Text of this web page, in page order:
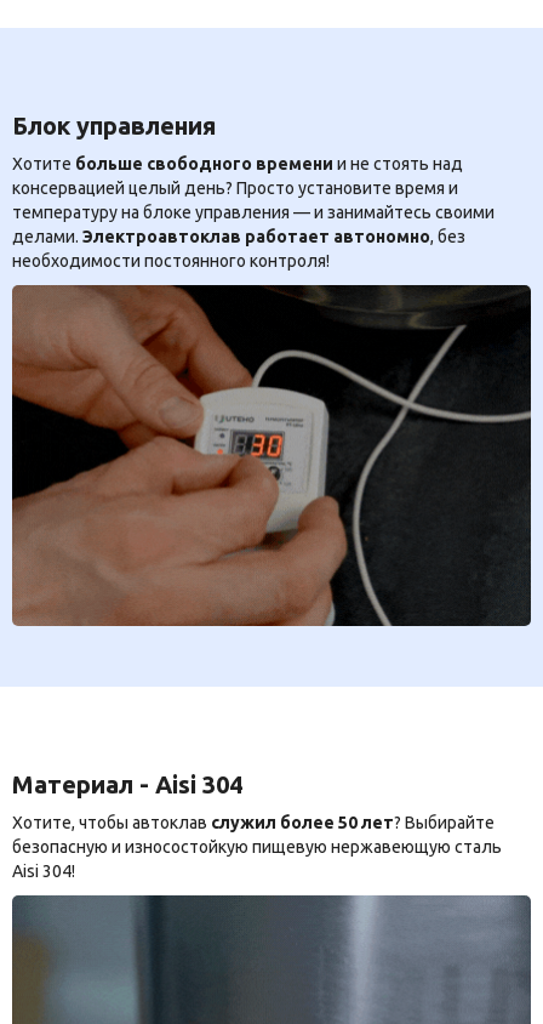
Блок управления
Хотите больше свободного времени и не стоять над
консервацией целый день? Просто установите время и
температуру на блоке управления — и занимайтесь своими
делами. Электроавтоклав работает автономно, без
необходимости постоянного контроля!
Материал - Aisi 304
Хотите, чтобы автоклав служил более 50 лет? Выбирайте
безопасную и износостойкую пищевую нержавеющую сталь
Aisi 304!